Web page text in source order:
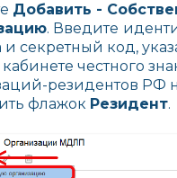
Добавить -
. Введите
и секретный код,
честного
резидентов РФ
флажок Резидент.